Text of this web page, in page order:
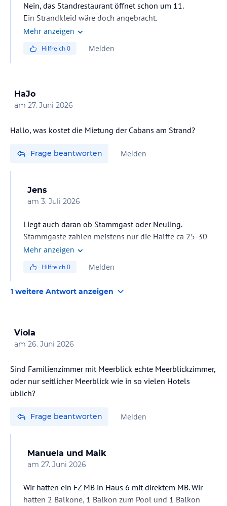
Nein, das Standrestaurant öffnet schon um 11.
Ein Strandkleid wäre doch angebracht.
Mehr anzeigen
Hilfreich0 Melden
HaJo
am 27. Juni 2026
Hallo, was kostet die Mietung der Cabans am Strand?
Frage beantworten Melden
Jens
am 3. Juli 2026
Liegt auch daran ob Stammgast oder Neuling.
Stammgäste zahlen meistens nur die Hälfte ca 25-30
Euro
Mehr anzeigen
Hilfreich0 Melden
1 weitere Antwort anzeigen
Viola
am 26. Juni 2026
Sind Familienzimmer mit Meerblick echte Meerblickzimmer,
oder nur seitlicher Meerblick wie in so vielen Hotels
üblich?
Frage beantworten Melden
Manuela und Maik
am 27. Juni 2026
Wir hatten ein FZ MB in Haus 6 mit direktem MB. Wir
hatten 2 Balkone, 1 Balkon zum Pool und 1 Balkon